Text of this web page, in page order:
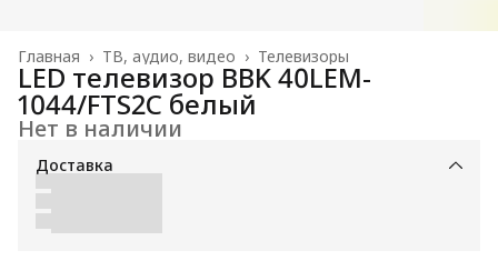
Телевизоры
ТВ, аудио, видео ›
Главная ›
LED телевизор BBK 40LEM-
1044/FTS2C белый
Нет в наличии
Доставка